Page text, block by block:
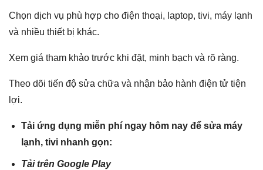
Chọn dịch vụ phù hợp cho điện thoại, laptop, tivi, máy lạnh
và nhiều thiết bị khác.
Xem giá tham khảo trước khi đặt, minh bạch và rõ ràng.
Theo dõi tiến độ sửa chữa và nhận bảo hành điện tử tiện
lợi.
Tải ứng dụng miễn phí ngay hôm nay để sửa máy
lạnh, tivi nhanh gọn:
Tải trên Google Play